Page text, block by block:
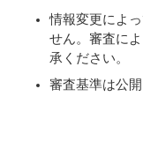
情報変更によ
せん。審査に
承ください。
審査基準は公開